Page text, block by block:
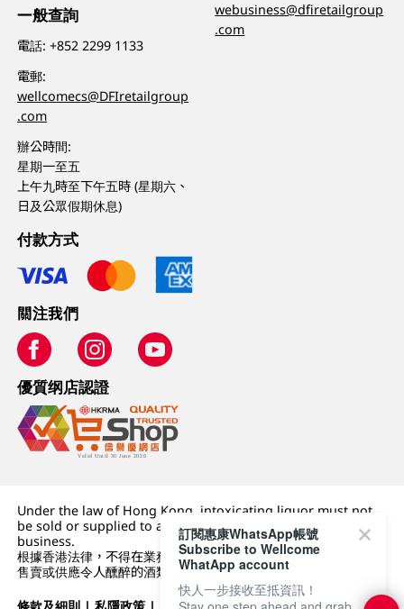
一般查詢
電話:+852 2299 1133
電郵:
wellcomecs@DFIretailgroup
.com
辦公時間:
星期一至五
上午九時至下午五時 (星期六、
日及公眾假期休息)
webusiness@dfiretailgroup
.com
付款方式
關注我們
優質纲店認證
Under the law of Hong Kong, intoxicating liquor must not
be sold or supplied to a minor (under 18) in the course of
business.
根據香港法律，不得在業務過程中，向未成年人 (18 歲以下人士)
售賣或供應令人醺醉的酒類。
訂閱惠康WhatsApp帳號
Subscribe to Wellcome
WhatApp account
快人一步接收至抵資訊！